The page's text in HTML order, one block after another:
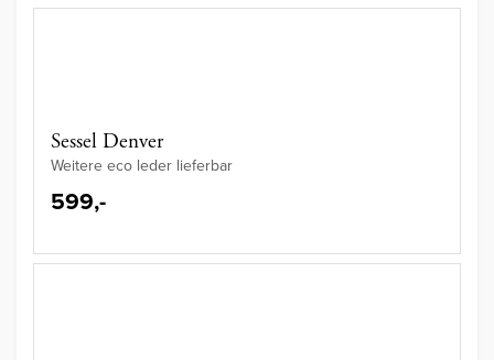
Sessel Denver
Weitere eco leder lieferbar
599,-